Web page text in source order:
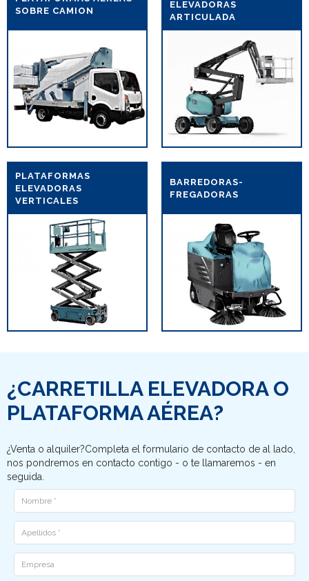
SOBRE CAMION
ELEVADORAS
ARTICULADA
PLATAFORMAS
ELEVADORAS
VERTICALES
BARREDORAS-
FREGADORAS
¿CARRETILLA ELEVADORA O
PLATAFORMA AÉREA?
¿Venta o alquiler?Completa el formulario de contacto de al lado,
nos pondremos en contacto contigo - o te llamaremos - en
seguida.
Nome
Cognome
Ditta